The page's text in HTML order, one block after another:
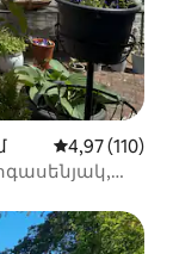
Միջին
4,97 (110)